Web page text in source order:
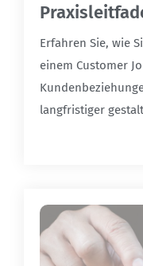
Erfahren Sie, wie
einem Customer
langfristiger